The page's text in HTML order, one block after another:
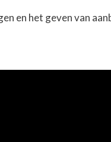
en het geven van